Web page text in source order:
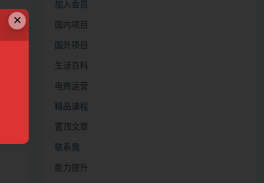
加入会员
国内项目
国外项目
生活百科
电商运营
精品课程
置顶文章
联系我
能力提升
×